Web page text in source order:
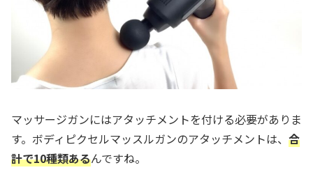
マッサージガンにはアタッチメントを付ける必要がありま
す。ボディピクセルマッスルガンのアタッチメントは、 合
計で10種類あるんですね。